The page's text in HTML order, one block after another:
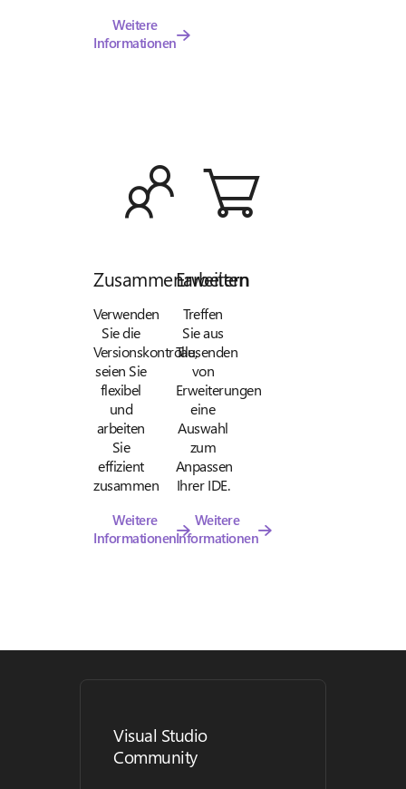
Weitere
Informationen
Zusammenarbeiten
Verwenden
Sie die
Versionskontrolle,
seien Sie
flexibel
und
arbeiten
Sie
effizient
zusammen
Weitere
Informationen
Erweitern
Treffen
Sie aus
Tausenden
von
Erweiterungen
eine
Auswahl
zum
Anpassen
Ihrer IDE.
Weitere
Informationen
Visual Studio
Community